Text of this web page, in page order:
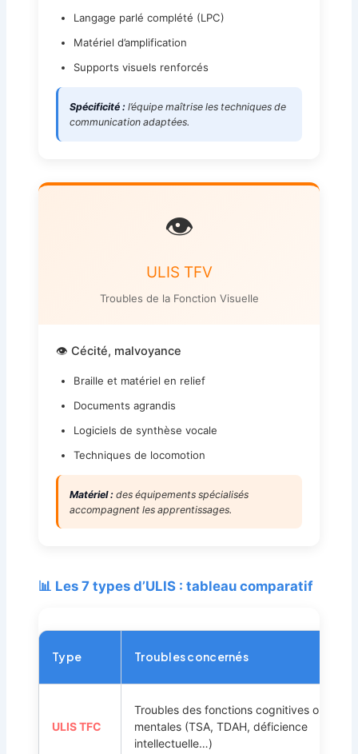
Langage parlé complété (LPC)
Matériel d’amplification
Supports visuels renforcés
Spécificité : l’équipe maîtrise les techniques de
communication adaptées.
👁️
ULIS TFV
Troubles de la Fonction Visuelle
👁️ Cécité, malvoyance
Braille et matériel en relief
Documents agrandis
Logiciels de synthèse vocale
Techniques de locomotion
Matériel : des équipements spécialisés
accompagnent les apprentissages.
📊 Les 7 types d’ULIS : tableau comparatif
Type Troubles concernés
ULIS TFC
Troubles des fonctions cognitives ou
mentales (TSA, TDAH, déficience
intellectuelle…)